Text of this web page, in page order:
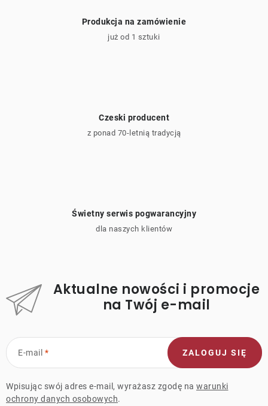
Produkcja na zamówienie
już od 1 sztuki
Czeski producent
z ponad 70-letnią tradycją
Świetny serwis pogwarancyjny
dla naszych klientów
Aktualne nowości i promocje
na Twój e-mail
E-mail
Wpisując swój adres e-mail, wyrażasz zgodę na warunki
ochrony danych osobowych.
ZALOGUJ SIĘ